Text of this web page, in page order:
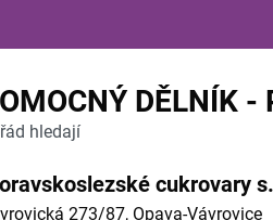
DĚLNÍK
hledají
cukrovary
273/87, Opava-Vávrovice